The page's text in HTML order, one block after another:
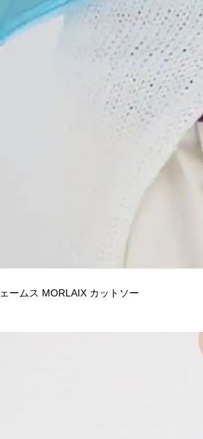
ームス MORLAIX カットソー